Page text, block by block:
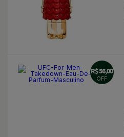
R$ 56,00
OFF